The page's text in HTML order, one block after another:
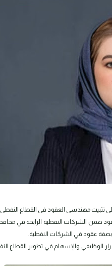
تثبيت مهندسي العقود في القطاع
ضمن الشركات النفطية الرابحة في
بصفة عقود في الشركات النفطية.
الوظيفي والإسهام في تطوير القطاع